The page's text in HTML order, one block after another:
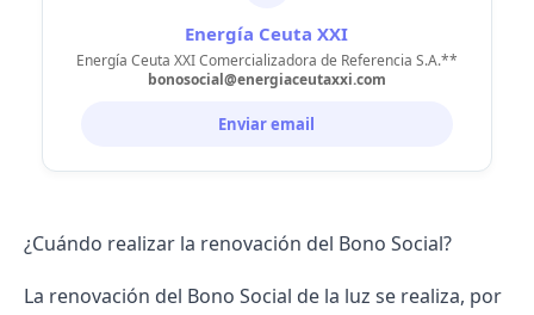
Energía Ceuta XXI
Energía Ceuta XXI Comercializadora de Referencia S.A.**
bonosocial@energiaceutaxxi.com
Enviar email
¿Cuándo realizar la renovación del Bono Social?
La renovación del Bono Social de la luz se realiza, por